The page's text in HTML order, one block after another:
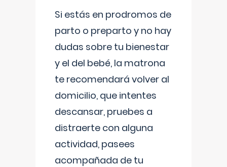
Si estás en prodromos de
parto o preparto y no hay
dudas sobre tu bienestar
y el del bebé, la matrona
te recomendará volver al
domicilio, que intentes
descansar, pruebes a
distraerte con alguna
actividad, pasees
acompañada de tu